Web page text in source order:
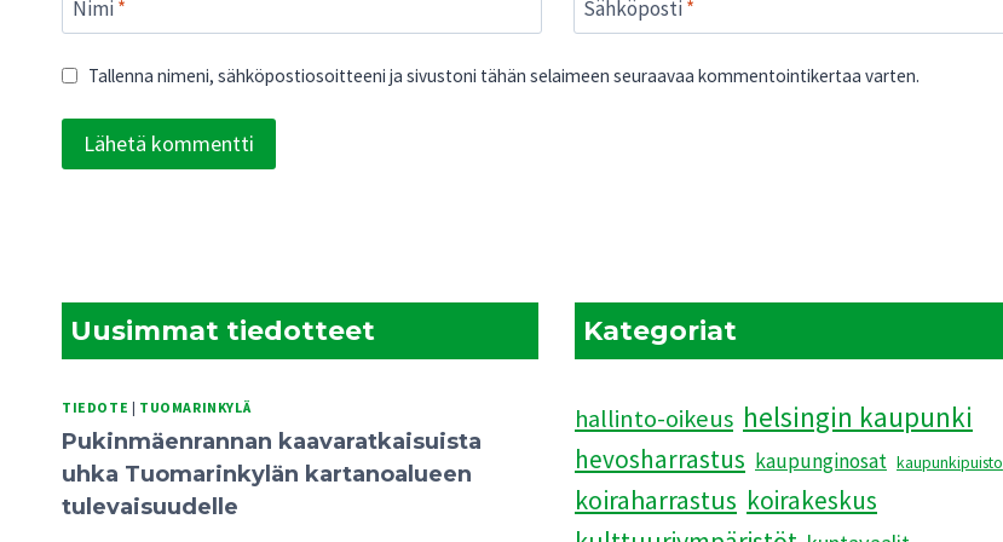
Nimi * Sähköposti *
Tallenna nimeni, sähköpostiosoitteeni ja sivustoni tähän selaimeen seuraavaa kommentointikertaa varten.
Uusimmat tiedotteet
TIEDOTE | TUOMARINKYLÄ
Pukinmäenrannan kaavaratkaisuista
uhka Tuomarinkylän kartanoalueen
tulevaisuudelle
Kategoriat
hallinto-oikeus helsingin kaupunki
hevosharrastus kaupunginosat kaupunkipuisto
koiraharrastus koirakeskus